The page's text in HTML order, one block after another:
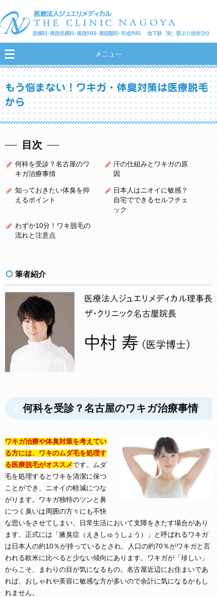
メニュー
もう悩まない！ワキガ・体臭対策は医療脱毛
から
目次
何科を受診？名古屋のワ
キガ治療事情
汗の仕組みとワキガの原
因
知っておきたい体臭を抑
えるポイント
日本人はニオイに敏感？
自宅でできるセルフチェ
ック
わずか10分！ワキ脱毛の
流れと注意点
筆者紹介
何科を受診？名古屋のワキガ治療事情
ワキガ治療や体臭対策を考えてい
る方には、ワキのムダ毛を処理す
る医療脱毛がオススメ です。ムダ
毛を処理するとワキを清潔に保つ
ことができ、ニオイの軽減につな
がります。ワキガ独特のツンと鼻
につく臭いは周囲の方々にも不快
な思いをさせてしまい、日常生活において支障をきたす場合があり
ます。正式には「腋臭症（えきしゅうしょう）」と呼ばれるワキガ
は日本人の約10％が持っているとされ、人口の約70％がワキガと言
われる欧米に比べると少ない傾向にあります。ワキガが「珍しい」
からこそ、まわりの目が気になるもの。名古屋近辺にお住まいであ
れば、おしゃれや美容に敏感な方が多いので余計に気になるかもし
れません。